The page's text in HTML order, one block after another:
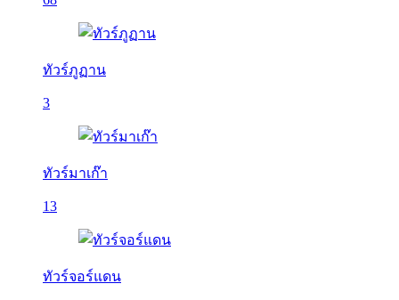
ทัวร์ภูฏาน
3
ทัวร์มาเก๊า
13
ทัวร์จอร์แดน